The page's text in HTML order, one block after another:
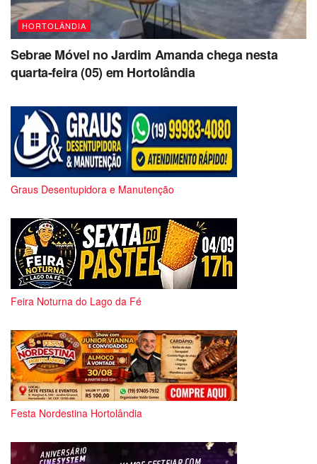
HORTOLÂNDIA
Sebrae Móvel no Jardim Amanda chega nesta
quarta-feira (05) em Hortolândia
Graus Desentupidora e Manutenção
Feira Noturna do Lago da Fé
Festa Nordestina Hortolândia